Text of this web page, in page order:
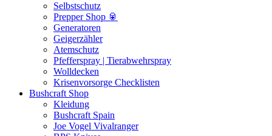
Selbstschutz
Prepper Shop 🥫
Generatoren
Geigerzähler
Atemschutz
Pfefferspray | Tierabwehrspray
Wolldecken
Krisenvorsorge Checklisten
Bushcraft Shop
Kleidung
Bushcraft Spain
Joe Vogel Vivalranger